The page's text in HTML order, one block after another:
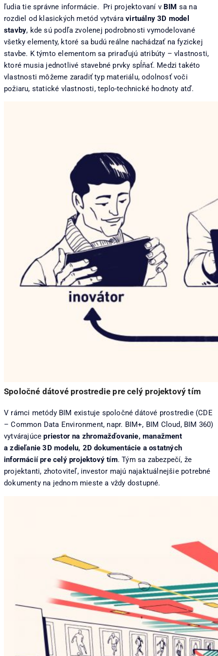
ľudia tie správne informácie. Pri projektovaní v BIM sa na
rozdiel od klasických metód vytváravirtuálny 3D model
stavby, kde sú podľa zvolenej podrobnosti vymodelované
všetky elementy, ktoré sa budú reálne nachádzať na fyzickej
stavbe. K týmto elementom sa priraďujú atribúty – vlastnosti,
ktoré musia jednotlivé stavebné prvky spĺňať. Medzi takéto
vlastnosti môžeme zaradiť typ materiálu, odolnosť voči
požiaru, statické vlastnosti, teplo-technické hodnoty atď.
Spoločné dátové prostredie pre celý projektový tím
V rámci metódy BIM existuje spoločné dátové prostredie (CDE
– Common Data Environment, napr. BIM+, BIM Cloud, BIM 360)
vytvárajúcepriestor na zhromažďovanie, manažment
a zdieľanie 3D modelu, 2D dokumentácie a ostatných
informácií pre celý projektový tím. Tým sa zabezpečí, že
projektanti, zhotoviteľ, investor majú najaktuálnejšie potrebné
dokumenty na jednom mieste a vždy dostupné.